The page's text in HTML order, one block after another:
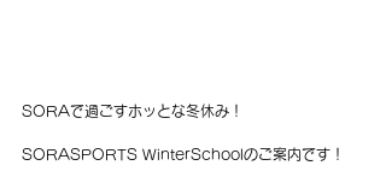
SORAで過ごすホッとな冬休み！
SORASPORTS WinterSchoolのご案内です！